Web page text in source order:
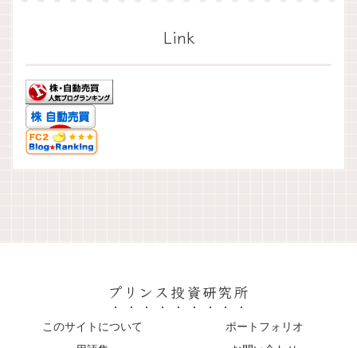
Link
プリンス投資研究所
このサイトについて
ポートフォリオ